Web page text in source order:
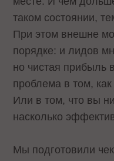
таком состоянии,
При этом внешне
порядке: и лидов
но чистая прибыль
проблема в том,
Или в том, что вы
насколько
Мы подготовили